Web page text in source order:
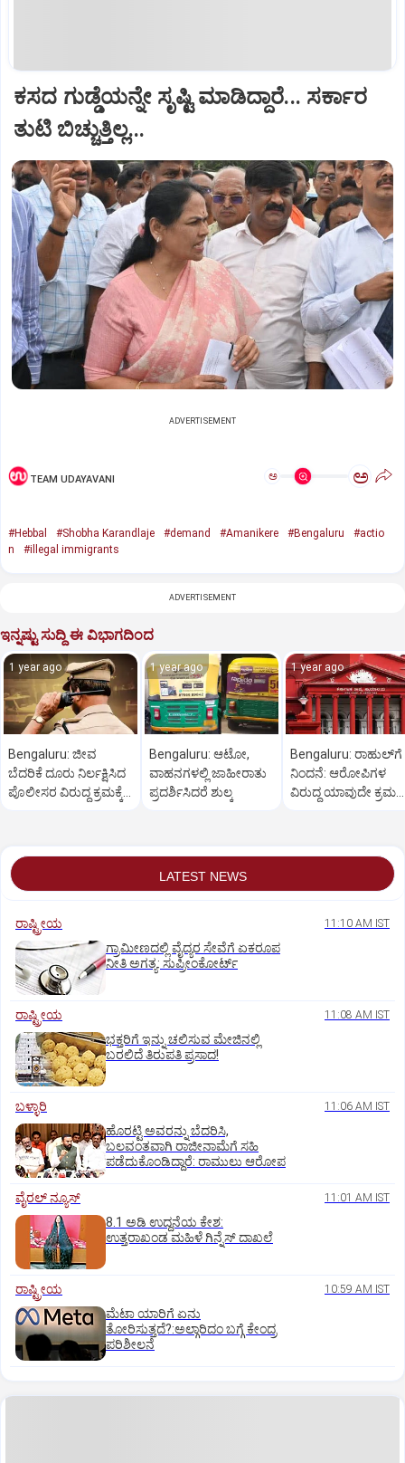
ಕಸದ ಗುಡ್ಡೆಯನ್ನೇ ಸೃಷ್ಟಿ ಮಾಡಿದ್ದಾರೆ... ಸರ್ಕಾರ
ತುಟಿ ಬಿಚ್ಚುತ್ತಿಲ್ಲ...
ADVERTISEMENT
TEAM UDAYAVANI ಅ ಅ
#Hebbal #Shobha Karandlaje #demand #Amanikere #Bengaluru
#actio
n
#illegal immigrants
ADVERTISEMENT
ಇನ್ನಷ್ಟು ಸುದ್ದಿ ಈ ವಿಭಾಗದಿಂದ
1 year ago
Bengaluru: ಜೀವ
ಬೆದರಿಕೆ ದೂರು ನಿರ್ಲಕ್ಷಿಸಿದ
ಪೊಲೀಸರ ವಿರುದ್ಧ ಕ್ರಮಕ್ಕೆ
1 year ago
Bengaluru: ಆಟೋ,
ವಾಹನಗಳಲ್ಲಿ ಜಾಹೀರಾತು
ಪ್ರದರ್ಶಿಸಿದರೆ ಶುಲ್ಕ
1 year ago
Bengaluru: ರಾಹುಲ್‌ಗೆ
ನಿಂದನೆ: ಆರೋಪಿಗಳ
ವಿರುದ್ಧ ಯಾವುದೇ ಕ್ರಮ
LATEST NEWS
ರಾಷ್ಟ್ರೀಯ 11:10 AM IST
ಗ್ರಾಮೀಣದಲ್ಲಿ ವೈದ್ಯರ ಸೇವೆಗೆ ಏಕರೂಪ
ನೀತಿ ಅಗತ್ಯ: ಸುಪ್ರೀಂಕೋರ್ಟ್‌
ರಾಷ್ಟ್ರೀಯ 11:08 AM IST
ಭಕ್ತರಿಗೆ ಇನ್ನು ಚಲಿಸುವ ಮೇಜಿನಲ್ಲಿ
ಬರಲಿದೆ ತಿರುಪತಿ ಪ್ರಸಾದ!
ಬಳ್ಳಾರಿ 11:06 AM IST
ಹೊರಟ್ಟಿ ಅವರನ್ನು ಬೆದರಿಸಿ,
ಬಲವಂತವಾಗಿ ರಾಜೀನಾಮೆಗೆ ಸಹಿ
ಪಡೆದುಕೊಂಡಿದ್ದಾರೆ: ರಾಮುಲು ಆರೋಪ
ವೈರಲ್ ನ್ಯೂಸ್ 11:01 AM IST
8.1 ಅಡಿ ಉದ್ದನೆಯ ಕೇಶ:
ಉತ್ತರಾಖಂಡ ಮಹಿಳೆ ಗಿನ್ನೆಸ್‌ ದಾಖಲೆ
ರಾಷ್ಟ್ರೀಯ 10:59 AM IST
ಮೆಟಾ ಯಾರಿಗೆ ಏನು
ತೋರಿಸುತ್ತದೆ?:ಅಲ್ಗಾರಿದಂ ಬಗ್ಗೆ ಕೇಂದ್ರ
ಪರಿಶೀಲನೆ